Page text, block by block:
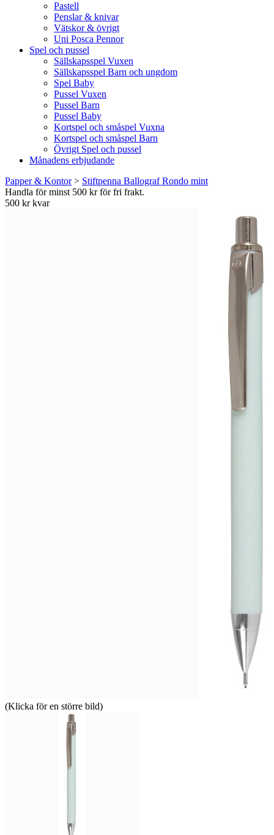
Pastell
Penslar & knivar
Vätskor & övrigt
Uni Posca Pennor
Spel och pussel
Sällskapsspel Vuxen
Sällskapsspel Barn och ungdom
Spel Baby
Pussel Vuxen
Pussel Barn
Pussel Baby
Kortspel och småspel Vuxna
Kortspel och småspel Barn
Övrigt Spel och pussel
Månadens erbjudande
Papper & Kontor> Stiftpenna Ballograf Rondo mint
Handla för minst 500 kr för fri frakt.
500 kr kvar
(Klicka för en större bild)